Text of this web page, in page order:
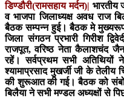
डिण्डौरी(रामसहाय मर्दन)| भारतीय
व भाजपा जिलाध्यक्ष अवध राज
बैठक सम्पन्न हुई। बैठक मे मुख्यरूप
जिला संगठन प्रभारी गिरीश
राजपूत, वरिष्ठ नेता कैलाशचंद
रहें। सर्वप्रथम सभी अतिथियों ने
श्यामाप्रसाद मुखर्जी जी के तेलीय
की शुरूआत की गई। बैठक को
बिलैया ने सभी मण्डल अध्यक्षों से